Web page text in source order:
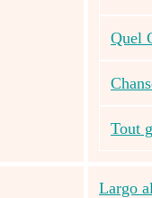
Quel
Tout
Largo